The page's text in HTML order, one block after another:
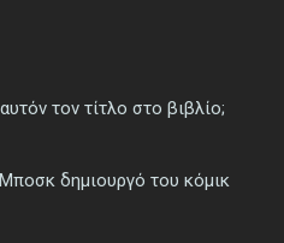
τον τίτλο στο βιβλίο;
δημιουργό του κόμικ